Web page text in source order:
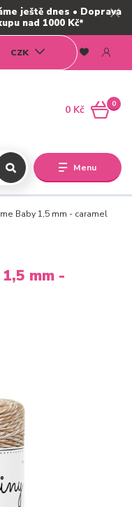
ještě dnes • Doprava
nad 1000 Kč*
Menu
CZK
0
0 Kč
Baby 1,5 mm - caramel
mm -